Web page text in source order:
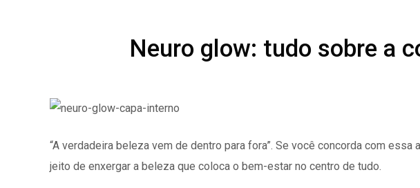
Neuro glow: tudo sobre a
“A verdadeira beleza vem de dentro para fora”. Se você concorda com essa
jeito de enxergar a beleza que coloca o bem-estar no centro de tudo.